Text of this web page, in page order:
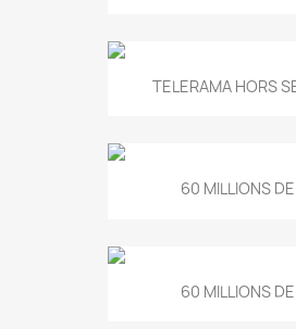
TELERAMA HORS
60 MILLIONS
60 MILLIONS